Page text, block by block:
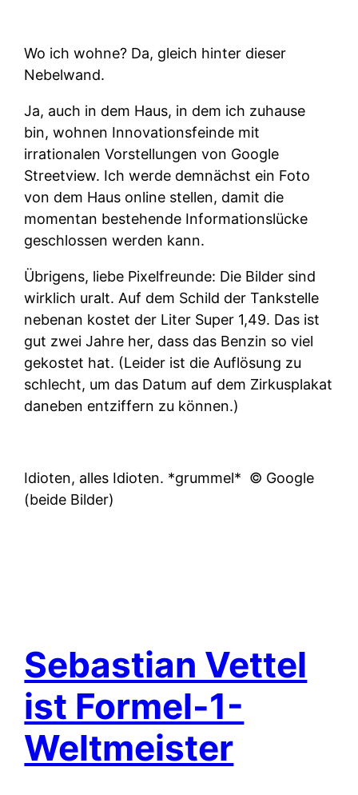
Wo ich wohne? Da, gleich hinter dieser
Nebelwand.
Ja, auch in dem Haus, in dem ich zuhause
bin, wohnen Innovationsfeinde mit
irrationalen Vorstellungen von Google
Streetview. Ich werde demnächst ein Foto
von dem Haus online stellen, damit die
momentan bestehende Informationslücke
geschlossen werden kann.
Übrigens, liebe Pixelfreunde: Die Bilder sind
wirklich uralt. Auf dem Schild der Tankstelle
nebenan kostet der Liter Super 1,49. Das ist
gut zwei Jahre her, dass das Benzin so viel
gekostet hat. (Leider ist die Auflösung zu
schlecht, um das Datum auf dem Zirkusplakat
daneben entziffern zu können.)
Idioten, alles Idioten. *grummel* © Google
(beide Bilder)
Sebastian Vettel
ist Formel-1-
Weltmeister